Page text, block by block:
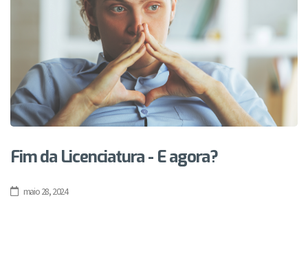
Fim da Licenciatura - E agora?
maio 28, 2024